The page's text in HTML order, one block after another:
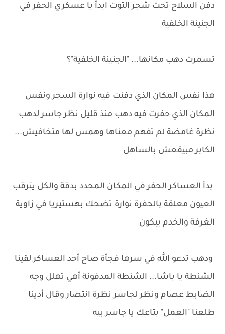
دفن السلاح تحت شجر التوت ابدأ يا عسكري الحفر في
الجنينة الخلفية
تسمرت دهب مكانها... "الجنينة الخلفية"؟
هذا نفس المكان الذي دفنت فيه نوارة السحر ونفس
المكان الذي حفرت فيه دهب منذ قليل نظر جاسر لدهب
نظرة غامضة لم تفهم معناها وهمس لها متخافيش...
الكابر مبيقعش بالساهل
بدأ العساكر الحفر في المكان المحدد بدقة والكل يترقب
العيون معلقة بالحفرة نوارة تضحك بهستيريا في زاوية
الغرفة والخدم يبكون
ودهب تدعو الله في سرها فجأة صاح أحد العساكر لقينا
الشنطة يا باشا... الشنطة المدفونة أهي تهلل وجه
الضابط عصام ونظر لجاسر نظرة انتصار وقال أدينا
طلعنا "العمل" بتاعك يا جاسر بيه